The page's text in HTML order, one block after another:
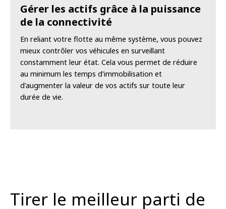
Gérer les actifs grâce à la puissance
de la connectivité
En reliant votre flotte au même système, vous pouvez
mieux contrôler vos véhicules en surveillant
constamment leur état. Cela vous permet de réduire
au minimum les temps d'immobilisation et
d'augmenter la valeur de vos actifs sur toute leur
durée de vie.
Tirer le meilleur parti de